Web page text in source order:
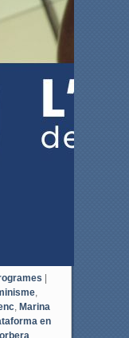
|
,
, Marina
en